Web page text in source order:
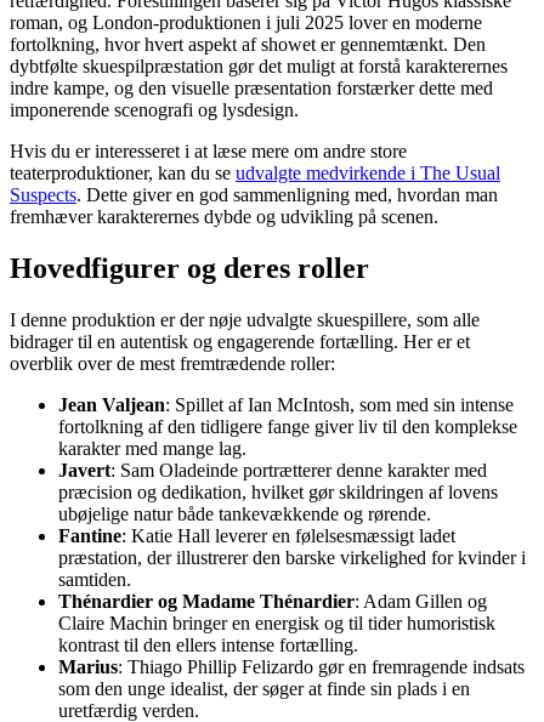
roman, og London-produktionen i juli 2025 lover en moderne
fortolkning, hvor hvert aspekt af showet er gennemtænkt. Den
dybtfølte skuespilpræstation gør det muligt at forstå karakterernes
indre kampe, og den visuelle præsentation forstærker dette med
imponerende scenografi og lysdesign.
Hvis du er interesseret i at læse mere om andre store
teaterproduktioner, kan du se udvalgte medvirkende i The Usual
Suspects. Dette giver en god sammenligning med, hvordan man
fremhæver karakterernes dybde og udvikling på scenen.
Hovedfigurer og deres roller
I denne produktion er der nøje udvalgte skuespillere, som alle
bidrager til en autentisk og engagerende fortælling. Her er et
overblik over de mest fremtrædende roller:
Jean Valjean: Spillet af Ian McIntosh, som med sin intense
fortolkning af den tidligere fange giver liv til den komplekse
karakter med mange lag.
Javert: Sam Oladeinde portrætterer denne karakter med
præcision og dedikation, hvilket gør skildringen af lovens
ubøjelige natur både tankevækkende og rørende.
Fantine: Katie Hall leverer en følelsesmæssigt ladet
præstation, der illustrerer den barske virkelighed for kvinder i
samtiden.
Thénardier og Madame Thénardier: Adam Gillen og
Claire Machin bringer en energisk og til tider humoristisk
kontrast til den ellers intense fortælling.
Marius: Thiago Phillip Felizardo gør en fremragende indsats
som den unge idealist, der søger at finde sin plads i en
uretfærdig verden.